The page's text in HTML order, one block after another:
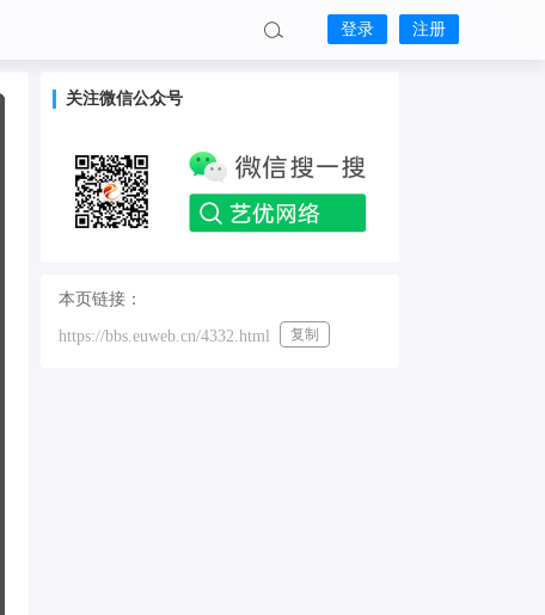
登录 注册
关注微信公众号
本页链接：
https://bbs.euweb.cn/4332.html 复制